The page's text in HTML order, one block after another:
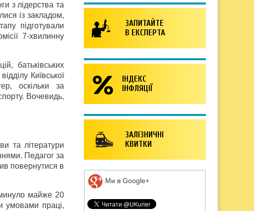
з лідерства та
із закладом,
підготували
7-хвилинну
батьківських
Київської
оскільки за
Вочевидь,
та літератури
Педагог за
повернутися в
майже 20
умовами праці,
ЗАПИТАЙТЕ
В ЕКСПЕРТА
ІНДЕКС
ІНФЛЯЦІЇ
ЗАЛІЗНИЧНІ
КВИТКИ
Ми в Google+